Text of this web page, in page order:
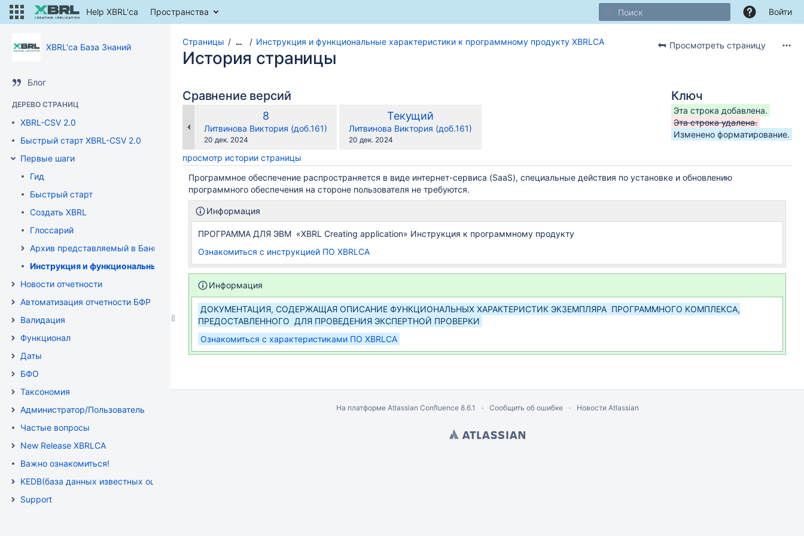
Help XBRL'ca Пространства Войти
XBRL'ca База Знаний
Блог
ДЕРЕВО СТРАНИЦ
XBRL-CSV 2.0
Быстрый старт XBRL-CSV 2.0
Первые шаги
Гид
Быстрый старт
Создать XBRL
Глоссарий
Архив представляемый в Банк России
Инструкция и функциональные характеристики к программному продукту XBRLCA
Новости отчетности
Автоматизация отчетности БФР
Валидация
Функционал
Даты
БФО
Таксономия
Администратор/Пользователь
Частые вопросы
New Release XBRLCA
Важно ознакомиться!
KEDB(база данных известных ошибок )
Support
Просмотреть страницу
Страницы … Инструкция и функциональные характеристики к программному продукту XBRLCA
История страницы
Сравнение версий
Старая
версия
8
changes.mady.by.user
Литвинова Виктория (доб.161)
Сохранено
20 дек. 2024
Новая
версия
Текущий
changes.mady.by.user
Литвинова Виктория (доб.161)
Сохранено
20 дек. 2024
просмотр истории страницы
Ключ
Эта строка добавлена.
Эта строка удалена.
Изменено форматирование.
Программное обеспечение распространяется в виде интернет-сервиса (SaaS), специальные действия по установке и обновлению
программного обеспечения на стороне пользователя не требуются.
Информация
ПРОГРАММА ДЛЯ ЭВМ «XBRL Creating application» Инструкция к программному продукту
Ознакомиться с инструкцией ПО XBRLCA
Информация
ДОКУМЕНТАЦИЯ, СОДЕРЖАЩАЯ ОПИСАНИЕ ФУНКЦИОНАЛЬНЫХ ХАРАКТЕРИСТИК ЭКЗЕМПЛЯРА ПРОГРАММНОГО КОМПЛЕКСА,
ПРЕДОСТАВЛЕННОГО ДЛЯ ПРОВЕДЕНИЯ ЭКСПЕРТНОЙ ПРОВЕРКИ
Ознакомиться с характеристиками ПО XBRLCA
На платформе Atlassian Confluence 8.6.1 Сообщить об ошибке Новости Atlassian